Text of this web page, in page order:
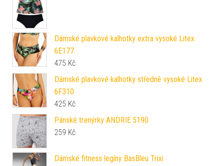
Dámské plavkové kalhotky extra vysoké Litex
6E177
475 Kč
Dámské plavkové kalhotky středně vysoké Litex
6F310
425 Kč
Pánské trenýrky ANDRIE 5190
259 Kč
Dámské fitness legíny BasBleu Trixi